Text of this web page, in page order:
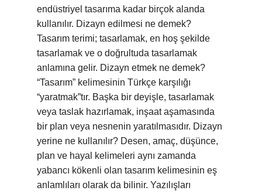
endüstriyel tasarıma kadar birçok alanda
kullanılır. Dizayn edilmesi ne demek?
Tasarım terimi; tasarlamak, en hoş şekilde
tasarlamak ve o doğrultuda tasarlamak
anlamına gelir. Dizayn etmek ne demek?
“Tasarım” kelimesinin Türkçe karşılığı
“yaratmak”tır. Başka bir deyişle, tasarlamak
veya taslak hazırlamak, inşaat aşamasında
bir plan veya nesnenin yaratılmasıdır. Dizayn
yerine ne kullanılır? Desen, amaç, düşünce,
plan ve hayal kelimeleri aynı zamanda
yabancı kökenli olan tasarım kelimesinin eş
anlamlıları olarak da bilinir. Yazılışları